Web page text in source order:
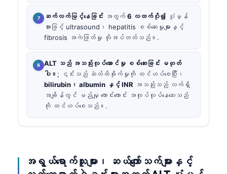
ဆက်လက်မြင့်နေခြင်း အတွက် 6 လထက်ပို၍ ပုံမှန်
အားဖြင့် ultrasound၊ hepatitis စစ်ဆေးမှုများနှင့်
fibrosis အကဲဖြတ်မှု လိုအပ်တတ်သည်။.
ALT သည် အသည်းလုပ်ဆောင်မှု စစ်ဆေးခြင်း မဟုတ်
ပါ။ ; ၎င်းသည် ဆဲလ်ထိခိုက်မှုကို ထင်ဟပ်စေပြီး၊
bilirubin၊ albumin နှင့် INR အသည်းသည် လက်ရှိ
အချိန်တွင် မည်မျှ ကောင်းကောင်း အလုပ်လုပ်နေသေးသည်
ကို ထင်ဟပ်စေသည်။.
အရွယ်ရောက်သူများ၊ ဆယ်ကျော်သက်များနှင့်